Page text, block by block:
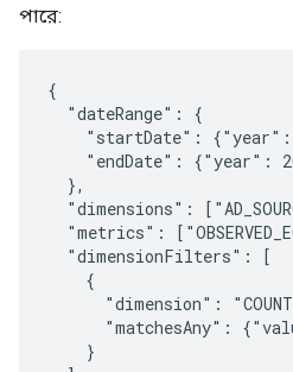
পারে:
{
  "dateRange": {
"startDate":
"endDate": {"year":
  },
"dimensions":
"metrics":
  "dimensionFilters": [
    {
"dimension":
"matchesAny":
    }